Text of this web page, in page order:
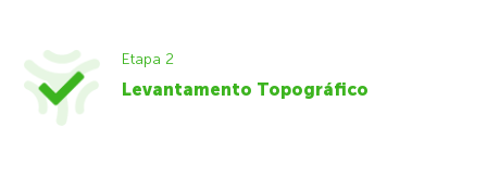
Etapa 2
Levantamento Topográfico